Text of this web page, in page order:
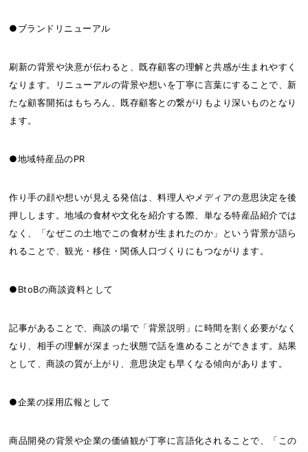
●ブランドリニューアル
刷新の背景や決意が伝わると、既存顧客の理解と共感が生まれやすく
なります。リニューアルの背景や想いを丁寧に言葉にすることで、新
たな顧客開拓はもちろん、既存顧客との繋がりもより深いものとなり
ます。
●地域特産品のPR
作り手の顔や想いが見える発信は、料理人やメディアの意思決定を後
押しします。地域の食材や文化を紹介する際、単なる特産品紹介では
なく、「なぜこの土地でこの食材が生まれたのか」という背景が語ら
れることで、観光・移住・関係人口づくりにもつながります。
●BtoBの商談資料として
記事があることで、商談の場で「背景説明」に時間を割く必要がなく
なり、相手の理解が深まった状態で話を進めることができます。結果
として、商談の質が上がり、意思決定も早くなる傾向があります。
●企業の採用広報として
商品開発の背景や企業の価値観が丁寧に言語化されることで、「この